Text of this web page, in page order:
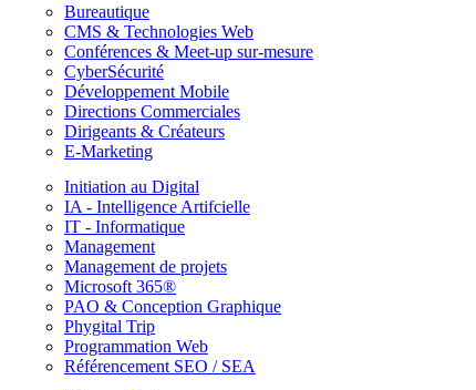
Bureautique
CMS & Technologies Web
Conférences & Meet-up sur-mesure
CyberSécurité
Développement Mobile
Directions Commerciales
Dirigeants & Créateurs
E-Marketing
Initiation au Digital
IA - Intelligence Artifcielle
IT - Informatique
Management
Management de projets
Microsoft 365®
PAO & Conception Graphique
Phygital Trip
Programmation Web
Référencement SEO / SEA